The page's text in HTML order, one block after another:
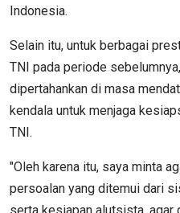
Indonesia.
Selain itu, untuk berbagai
TNI pada periode
dipertahankan di masa
kendala untuk menjaga
TNI.
"Oleh karena itu, saya minta
persoalan yang ditemui dari